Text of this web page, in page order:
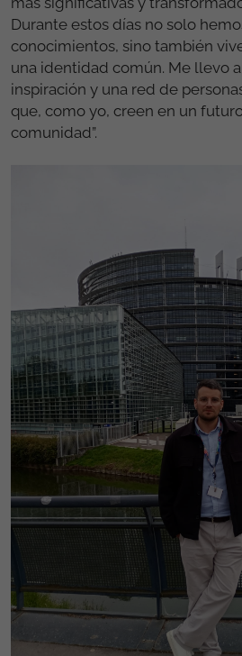
Durante estos días no solo
conocimientos, sino también
una identidad común. Me llevo
inspiración y una red de
que, como yo, creen en un
comunidad”.